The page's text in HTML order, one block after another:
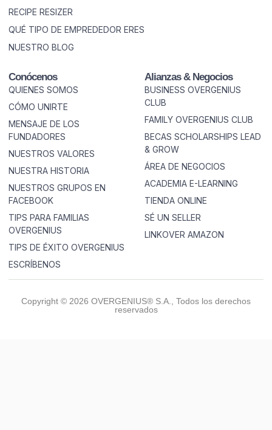
RECIPE RESIZER
QUÉ TIPO DE EMPREDEDOR ERES
NUESTRO BLOG
Conócenos
QUIENES SOMOS
CÓMO UNIRTE
MENSAJE DE LOS
FUNDADORES
NUESTROS VALORES
NUESTRA HISTORIA
NUESTROS GRUPOS EN
FACEBOOK
TIPS PARA FAMILIAS
OVERGENIUS
TIPS DE ÉXITO OVERGENIUS
ESCRÍBENOS
Alianzas & Negocios
BUSINESS OVERGENIUS
CLUB
FAMILY OVERGENIUS CLUB
BECAS SCHOLARSHIPS LEAD
& GROW
ÁREA DE NEGOCIOS
ACADEMIA E-LEARNING
TIENDA ONLINE
SÉ UN SELLER
LINKOVER AMAZON
Copyright © 2026 OVERGENIUS® S.A., Todos los derechos
reservados